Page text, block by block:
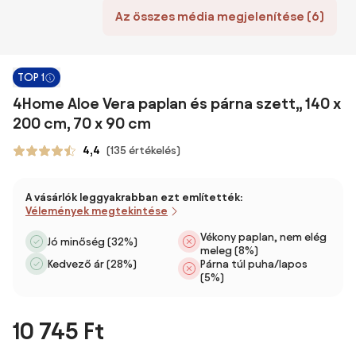
Az összes média megjelenítése (6)
TOP 1
4Home Aloe Vera paplan és párna szett,, 140 x
200 cm, 70 x 90 cm
4,4 (135 értékelés)
A vásárlók leggyakrabban ezt említették:
Vélemények megtekintése
Jó minőség (32%)
Kedvező ár (28%)
Vékony paplan, nem elég
meleg (8%)
Párna túl puha/lapos
(5%)
10 745 Ft